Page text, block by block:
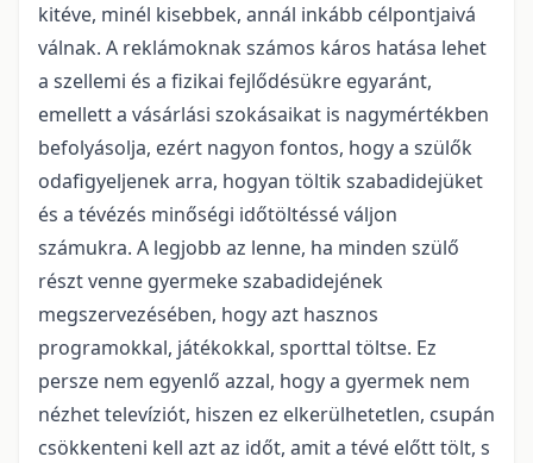
kitéve, minél kisebbek, annál inkább célpontjaivá
válnak. A reklámoknak számos káros hatása lehet
a szellemi és a fizikai fejlődésükre egyaránt,
emellett a vásárlási szokásaikat is nagymértékben
befolyásolja, ezért nagyon fontos, hogy a szülők
odafigyeljenek arra, hogyan töltik szabadidejüket
és a tévézés minőségi időtöltéssé váljon
számukra. A legjobb az lenne, ha minden szülő
részt venne gyermeke szabadidejének
megszervezésében, hogy azt hasznos
programokkal, játékokkal, sporttal töltse. Ez
persze nem egyenlő azzal, hogy a gyermek nem
nézhet televíziót, hiszen ez elkerülhetetlen, csupán
csökkenteni kell azt az időt, amit a tévé előtt tölt, s